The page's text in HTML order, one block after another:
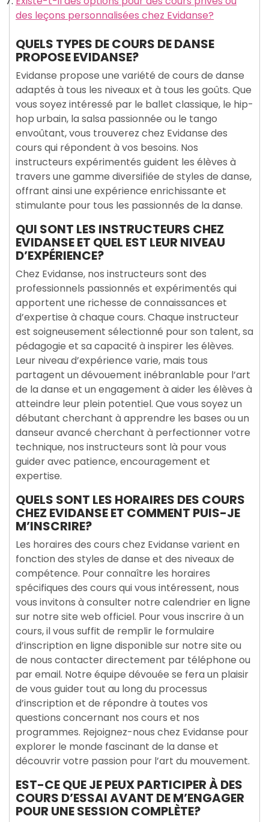
des leçons personnalisées chez Evidanse?
QUELS TYPES DE COURS DE DANSE
PROPOSE EVIDANSE?
Evidanse propose une variété de cours de danse
adaptés à tous les niveaux et à tous les goûts. Que
vous soyez intéressé par le ballet classique, le hip-
hop urbain, la salsa passionnée ou le tango
envoûtant, vous trouverez chez Evidanse des
cours qui répondent à vos besoins. Nos
instructeurs expérimentés guident les élèves à
travers une gamme diversifiée de styles de danse,
offrant ainsi une expérience enrichissante et
stimulante pour tous les passionnés de la danse.
QUI SONT LES INSTRUCTEURS CHEZ
EVIDANSE ET QUEL EST LEUR NIVEAU
D’EXPÉRIENCE?
Chez Evidanse, nos instructeurs sont des
professionnels passionnés et expérimentés qui
apportent une richesse de connaissances et
d’expertise à chaque cours. Chaque instructeur
est soigneusement sélectionné pour son talent, sa
pédagogie et sa capacité à inspirer les élèves.
Leur niveau d’expérience varie, mais tous
partagent un dévouement inébranlable pour l’art
de la danse et un engagement à aider les élèves à
atteindre leur plein potentiel. Que vous soyez un
débutant cherchant à apprendre les bases ou un
danseur avancé cherchant à perfectionner votre
technique, nos instructeurs sont là pour vous
guider avec patience, encouragement et
expertise.
QUELS SONT LES HORAIRES DES COURS
CHEZ EVIDANSE ET COMMENT PUIS-JE
M’INSCRIRE?
Les horaires des cours chez Evidanse varient en
fonction des styles de danse et des niveaux de
compétence. Pour connaître les horaires
spécifiques des cours qui vous intéressent, nous
vous invitons à consulter notre calendrier en ligne
sur notre site web officiel. Pour vous inscrire à un
cours, il vous suffit de remplir le formulaire
d’inscription en ligne disponible sur notre site ou
de nous contacter directement par téléphone ou
par email. Notre équipe dévouée se fera un plaisir
de vous guider tout au long du processus
d’inscription et de répondre à toutes vos
questions concernant nos cours et nos
programmes. Rejoignez-nous chez Evidanse pour
explorer le monde fascinant de la danse et
découvrir votre passion pour l’art du mouvement.
EST-CE QUE JE PEUX PARTICIPER À DES
COURS D’ESSAI AVANT DE M’ENGAGER
POUR UNE SESSION COMPLÈTE?